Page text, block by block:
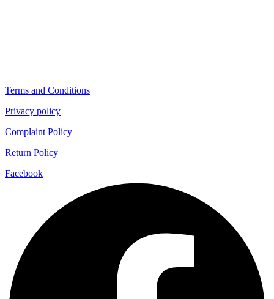
Terms and Conditions
Privacy policy
Complaint Policy
Return Policy
Facebook